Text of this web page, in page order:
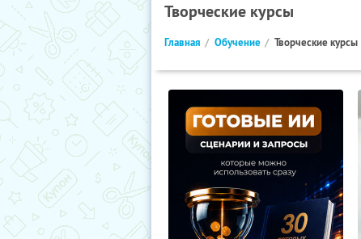
Творческие курсы
Главная Обучение Творческие курсы